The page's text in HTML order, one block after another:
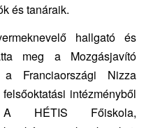
és tanáraik.
hallgató és
meg a Mozgásjavító
Franciaországi Nizza
intézményből
HÉTIS Főiskola,